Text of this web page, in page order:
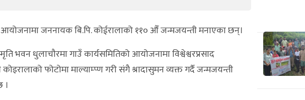
आयोजनामा जननायक बि.पि. कोईरालाको ११० औँ जन्मजयन्ती मनाएका छन्।
भवन धुलाचौरमा गाउँ कार्यसमितिको आयोजनामा विश्वेश्वरप्रसाद
फोटोमा माल्याम्प्ण गरी संगै श्रादासुमन व्यक्त गर्दै जन्मजयन्ती
।